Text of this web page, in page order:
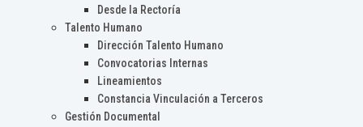
Desde la Rectoría
Talento Humano
Dirección Talento Humano
Convocatorias Internas
Lineamientos
Constancia Vinculación a Terceros
Gestión Documental